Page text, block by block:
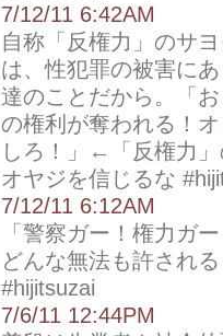
7/12/11 6:42AM
自称「反権力」のサ
は、性犯罪の被害に
達のことだから。「
の権利が奪われる！
しろ！」←「反権力
オヤジを信じるな
7/12/11 6:12AM
「警察ガー！権力ガ
どんな無法も許され
#hijitsuzai
7/6/11 12:44PM